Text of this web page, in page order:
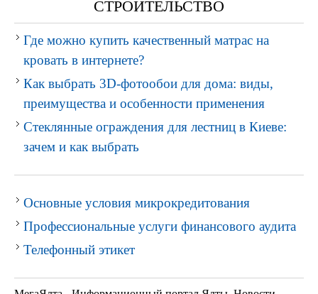
СТРОИТЕЛЬСТВО
Где можно купить качественный матрас на
кровать в интернете?
Как выбрать 3D-фотообои для дома: виды,
преимущества и особенности применения
Стеклянные ограждения для лестниц в Киеве:
зачем и как выбрать
Основные условия микрокредитования
Профессиональные услуги финансового аудита
Телефонный этикет